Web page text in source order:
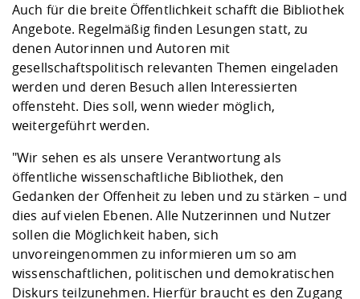
Auch für die breite Öffentlichkeit schafft die Bibliothek
Angebote. Regelmäßig finden Lesungen statt, zu
denen Autorinnen und Autoren mit
gesellschaftspolitisch relevanten Themen eingeladen
werden und deren Besuch allen Interessierten
offensteht. Dies soll, wenn wieder möglich,
weitergeführt werden.
"Wir sehen es als unsere Verantwortung als
öffentliche wissenschaftliche Bibliothek, den
Gedanken der Offenheit zu leben und zu stärken – und
dies auf vielen Ebenen. Alle Nutzerinnen und Nutzer
sollen die Möglichkeit haben, sich
unvoreingenommen zu informieren um so am
wissenschaftlichen, politischen und demokratischen
Diskurs teilzunehmen. Hierfür braucht es den Zugang